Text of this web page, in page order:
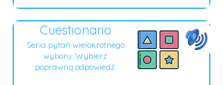
Cuestionario
Seria pytań wielokrotnego
wyboru. Wybierz
poprawną odpowiedź.